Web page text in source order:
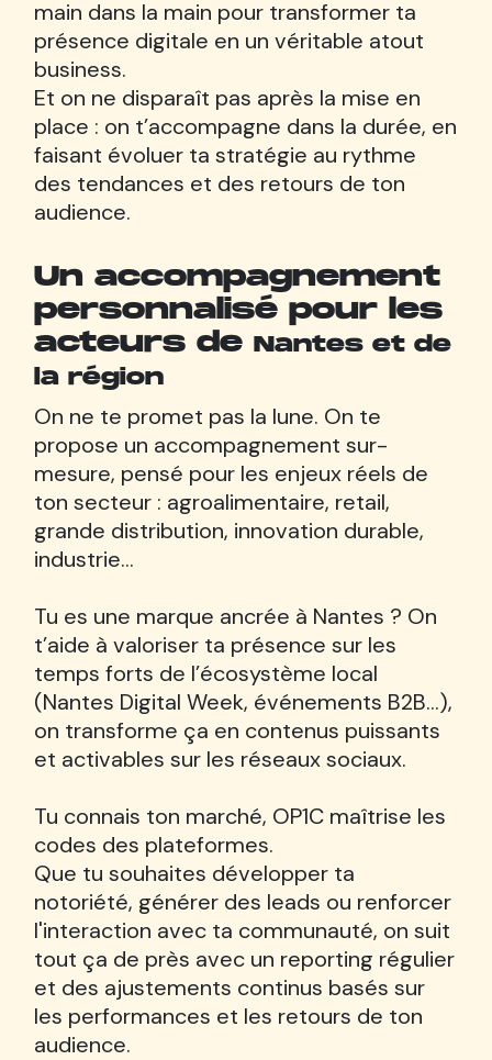
main dans la main pour transformer ta
présence digitale en un véritable atout
business.
Et on ne disparaît pas après la mise en
place : on t’accompagne dans la durée, en
faisant évoluer ta stratégie au rythme
des tendances et des retours de ton
audience.
Un accompagnement
personnalisé pour les
acteurs de Nantes et de
la région
On ne te promet pas la lune. On te
propose un accompagnement sur-
mesure, pensé pour les enjeux réels de
ton secteur : agroalimentaire, retail,
grande distribution, innovation durable,
industrie…
Tu es une marque ancrée à Nantes ? On
t’aide à valoriser ta présence sur les
temps forts de l’écosystème local
(Nantes Digital Week, événements B2B…),
on transforme ça en contenus puissants
et activables sur les réseaux sociaux.
Tu connais ton marché, OP1C maîtrise les
codes des plateformes.
Que tu souhaites développer ta
notoriété, générer des leads ou renforcer
l'interaction avec ta communauté, on suit
tout ça de près avec un reporting régulier
et des ajustements continus basés sur
les performances et les retours de ton
audience.